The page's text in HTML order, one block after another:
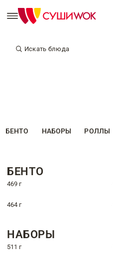
Искать блюда
БЕНТО НАБОРЫ РОЛЛЫ
БЕНТО
469 г
464 г
НАБОРЫ
511 г